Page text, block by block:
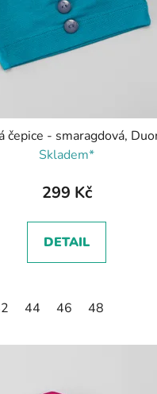
čepice - smaragdová,
Skladem*
299 Kč
DETAIL
44 46 48